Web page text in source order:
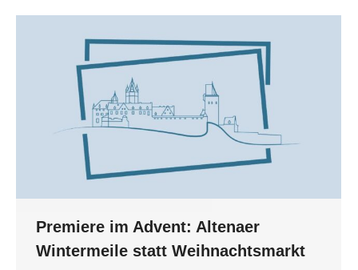
Premiere im Advent: Altenaer
Wintermeile statt Weihnachtsmarkt